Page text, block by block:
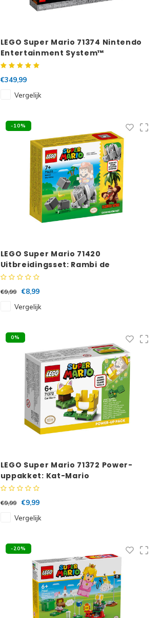
LEGO Super Mario 71374 Nintendo
Entertainment System™
€349,99
Vergelijk
-10%
LEGO Super Mario 71420
Uitbreidingsset: Rambi de
neushoorn
€9,99
€8,99
Vergelijk
0%
LEGO Super Mario 71372 Power-
uppakket: Kat-Mario
€9,99
€9,99
Vergelijk
-20%